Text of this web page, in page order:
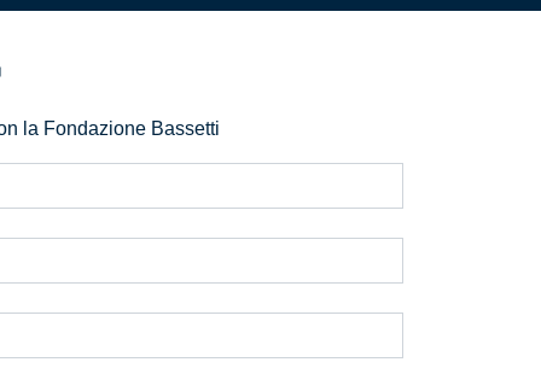
la Fondazione Bassetti